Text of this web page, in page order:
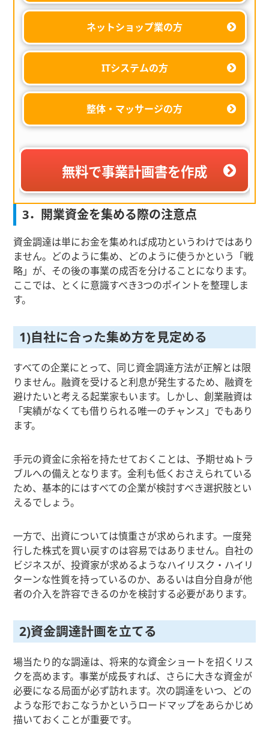
ネットショップ業の方
ITシステムの方
整体・マッサージの方
無料で事業計画書を作成
3．開業資金を集める際の注意点
資金調達は単にお金を集めれば成功というわけではあり
ません。どのように集め、どのように使うかという「戦
略」が、その後の事業の成否を分けることになります。
ここでは、とくに意識すべき3つのポイントを整理しま
す。
1)自社に合った集め方を見定める
すべての企業にとって、同じ資金調達方法が正解とは限
りません。融資を受けると利息が発生するため、融資を
避けたいと考える起業家もいます。しかし、創業融資は
「実績がなくても借りられる唯一のチャンス」でもあり
ます。
手元の資金に余裕を持たせておくことは、予期せぬトラ
ブルへの備えとなります。金利も低くおさえられている
ため、基本的にはすべての企業が検討すべき選択肢とい
えるでしょう。
一方で、出資については慎重さが求められます。一度発
行した株式を買い戻すのは容易ではありません。自社の
ビジネスが、投資家が求めるようなハイリスク・ハイリ
ターンな性質を持っているのか、あるいは自分自身が他
者の介入を許容できるのかを検討する必要があります。
2)資金調達計画を立てる
場当たり的な調達は、将来的な資金ショートを招くリス
クを高めます。事業が成長すれば、さらに大きな資金が
必要になる局面が必ず訪れます。次の調達をいつ、どの
ような形でおこなうかというロードマップをあらかじめ
描いておくことが重要です。